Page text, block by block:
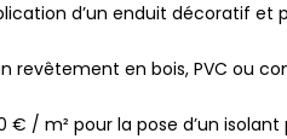
d’un enduit décoratif et
revêtement en bois, PVC ou
€ / m² pour la pose d’un